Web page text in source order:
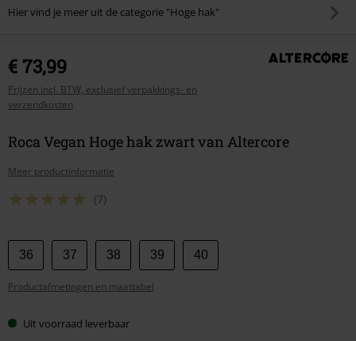
Hier vind je meer uit de categorie "Hoge hak"
€ 73,99
Prijzen incl. BTW, exclusief verpakkings- en
verzendkosten
Roca Vegan Hoge hak zwart van Altercore
Meer productinformatie
(7)
Kies
je
maat
36 37 38 39 40
Productafmetingen en maattabel
Uit voorraad leverbaar